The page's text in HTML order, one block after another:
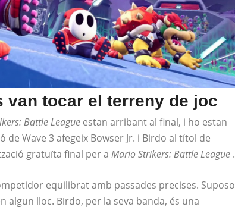
tocar el terreny de joc
Battle League estan arribant al final, i ho estan
Wave 3 afegeix Bowser Jr. i Birdo al títol de
gratuïta final per a Mario Strikers: Battle League .
equilibrat amb passades precises. Suposo
lloc. Birdo, per la seva banda, és una